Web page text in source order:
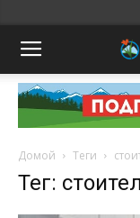
Домой Теги
Тег: